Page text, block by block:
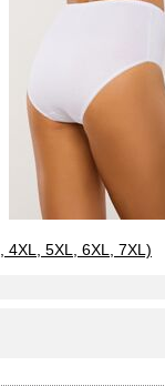
4XL, 5XL, 6XL, 7XL)